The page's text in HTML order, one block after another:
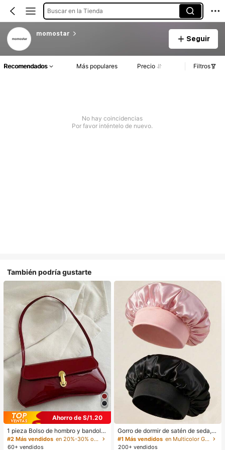
Buscar en la Tienda
momostar
Seguir
Recomendados Más populares Precio Filtros
No hay coincidencias
Por favor inténtelo de nuevo.
También podría gustarte
Ahorro de S/1.20
1 pieza Bolso de hombro y bandoler
a de cuero sintético aceitado retro
para mujer, adecuado para citas, sa
#2 Más vendidos
en 20%-30% off Bolsos de hombro para mujer
60+ vendidos
Gorro de dormir de satén de seda, a
decuado para cabello largo, trenza
s, rastas y cabello rizado. Suave, u
#1 Más vendidos
en Multicolor Gorros para el pelo para mujer
200+ vendidos